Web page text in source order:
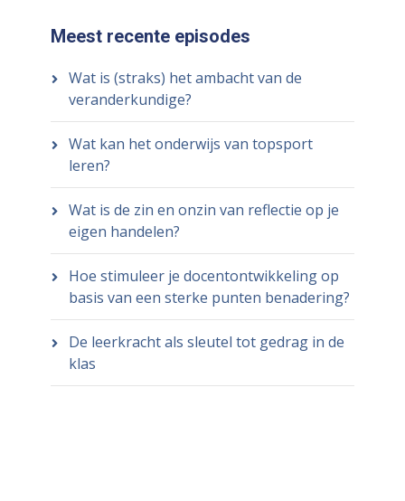
Meest recente episodes
Wat is (straks) het ambacht van de
veranderkundige?
Wat kan het onderwijs van topsport
leren?
Wat is de zin en onzin van reflectie op je
eigen handelen?
Hoe stimuleer je docentontwikkeling op
basis van een sterke punten benadering?
De leerkracht als sleutel tot gedrag in de
klas